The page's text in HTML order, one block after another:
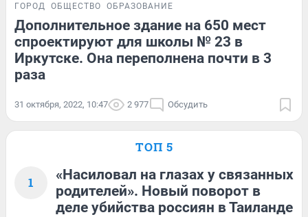
ГОРОД ОБЩЕСТВО ОБРАЗОВАНИЕ
Дополнительное здание на 650 мест
спроектируют для школы № 23 в
Иркутске. Она переполнена почти в 3
раза
31 октября, 2022, 10:47 2 977 Обсудить
ТОП 5
1
«Насиловал на глазах у связанных
родителей». Новый поворот в
деле убийства россиян в Таиланде